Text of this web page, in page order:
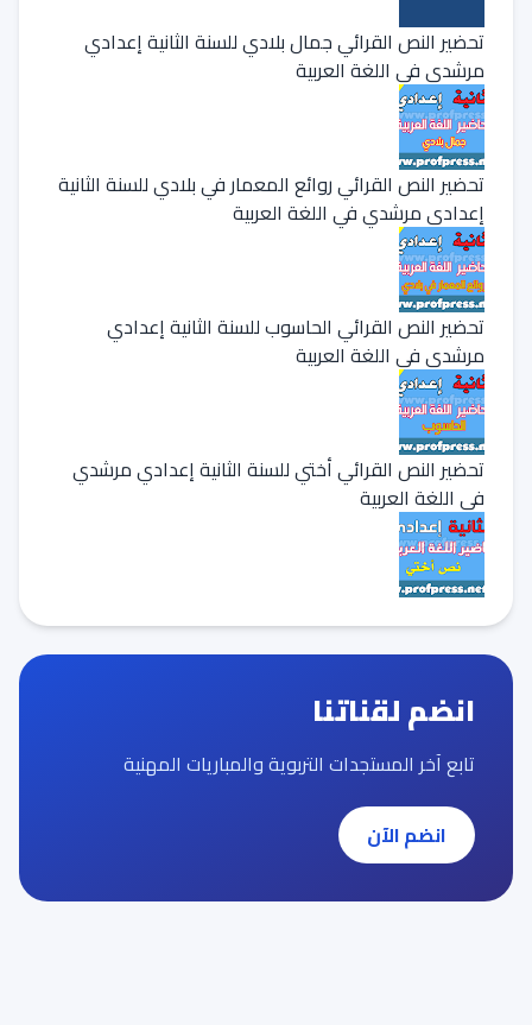
تحضير النص القرائي جمال بلادي للسنة الثانية إعدادي
مرشدي في اللغة العربية
تحضير النص القرائي روائع المعمار في بلادي للسنة الثانية
إعدادي مرشدي في اللغة العربية
تحضير النص القرائي الحاسوب للسنة الثانية إعدادي
مرشدي في اللغة العربية
تحضير النص القرائي أختي للسنة الثانية إعدادي مرشدي
في اللغة العربية
انضم لقناتنا
تابع آخر المستجدات التربوية والمباريات المهنية
انضم الآن